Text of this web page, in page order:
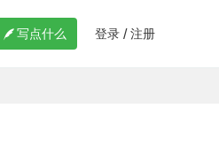
 写点什么 登录 / 注册